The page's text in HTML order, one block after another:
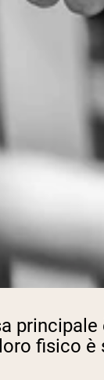
fisico